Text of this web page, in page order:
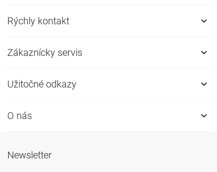
Rýchly kontakt 
Zákaznícky servis 
Užitočné odkazy 
O nás 
Newsletter